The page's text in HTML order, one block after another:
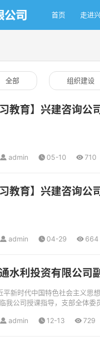
首页 走进
全部 组织建设
习教育】兴建咨询公
admin 05-10 710
习教育】兴建咨询
admin 04-29 664
水利投资有限公司
平新时代中国特色社会主义思
我公司授课指导，支部全体委
admin 12-13 729